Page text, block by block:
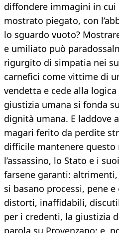
diffondere immagini in
mostrato piegato, con
lo sguardo vuoto?
e umiliato può
rigurgito di simpatia nei
carnefici come vittime di
vendetta e cede alla
giustizia umana si fonda
dignità umana. E laddove
magari ferito da perdite
difficile mantenere questo
l’assassino, lo Stato e i
farsene garanti:
si basano processi, pene
distorti, inaffidabili,
per i credenti, la giustizia
parola su Provenzano: e,